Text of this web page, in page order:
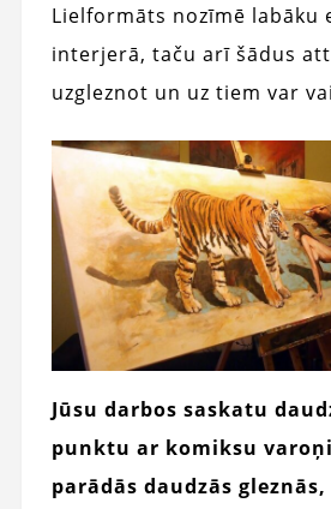
Lielformāts nozīmē labāku
interjerā, taču arī šādus
uzgleznot un uz tiem var
Jūsu darbos saskatu
punktu ar komiksu
parādās daudzās